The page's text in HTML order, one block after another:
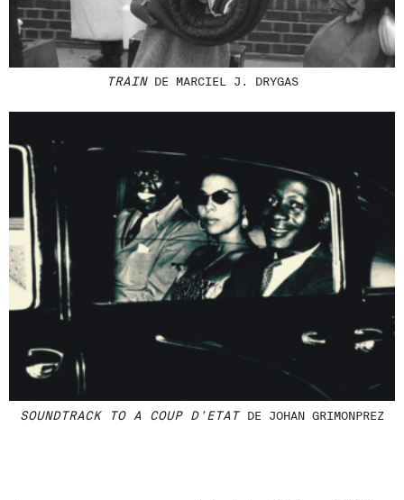
TRAINDE MARCIEL J. DRYGAS
SOUNDTRACK TO A COUP D’ETAT DE JOHAN GRIMONPREZ